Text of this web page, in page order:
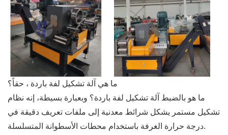
ما هي آلة تشكيل لفة باردة ، حقاً؟
ما هو بالضبط آلة تشكيل لفة باردة؟ وبعبارة بسيطة، إنه نظام
تشكيل مستمر يشكل شرائط معدنية إلى ملفات تعريف دقيقة في
درجة حرارة الغرفة باستخدام محطات الأسطوانة المتسلسلة.